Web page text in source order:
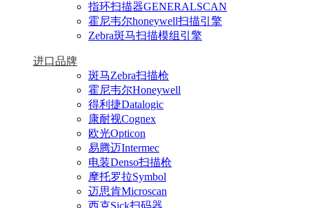
指环扫描器GENERALSCAN
霍尼韦尔honeywell扫描引擎
Zebra斑马扫描模组引擎
进口品牌
斑马Zebra扫描枪
霍尼韦尔Honeywell
得利捷Datalogic
康耐视Cognex
欧光Opticon
易腾迈Intermec
电装Denso扫描枪
摩托罗拉Symbol
迈思肯Microscan
西克Sick扫码器